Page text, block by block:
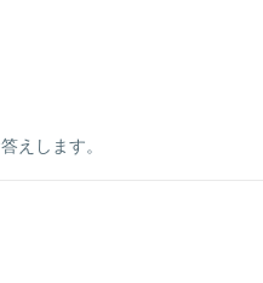
えします。